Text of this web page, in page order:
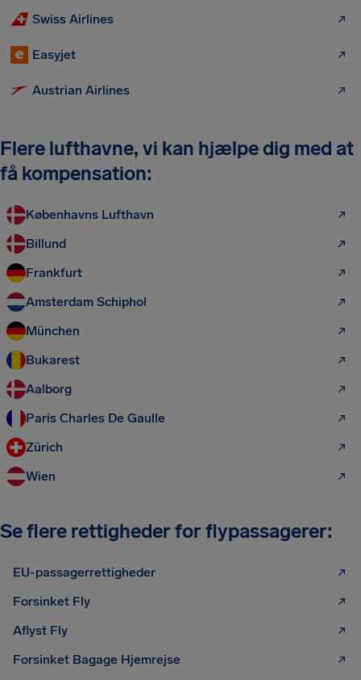
Swiss Airlines
Easyjet
Austrian Airlines
Flere lufthavne, vi kan hjælpe dig med at
få kompensation:
Københavns Lufthavn
Billund
Frankfurt
Amsterdam Schiphol
München
Bukarest
Aalborg
Paris Charles De Gaulle
Zürich
Wien
Se flere rettigheder for flypassagerer:
EU-passagerrettigheder
Forsinket Fly
Aflyst Fly
Forsinket Bagage Hjemrejse